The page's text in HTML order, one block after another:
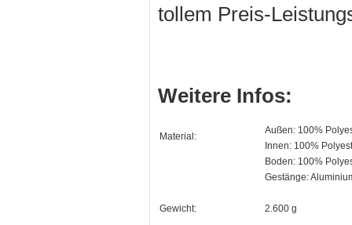
tollem Preis-
Weitere Infos:
Material:
Außen: 100%
Innen: 100%
Boden: 100%
Gestänge:
Gewicht: 2.600 g